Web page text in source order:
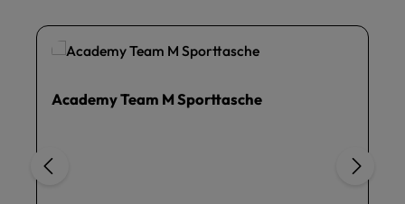
Academy Team M Sporttasche